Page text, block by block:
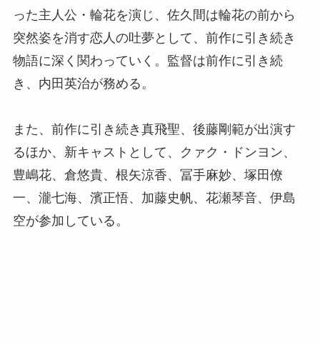
った主人公・輪花を演じ、佐久間は輪花の前から
突然姿を消す恋人の吐夢として、前作に引き続き
物語に深く関わっていく。監督は前作に引き続
き、内田英治が務める。
また、前作に引き続き真飛聖、後藤剛範が出演す
るほか、新キャストとして、クァク・ドンヨン、
豊嶋花、倉悠貴、根矢涼香、冨手麻妙、塚田僚
一、瀧七海、濱正悟、加藤史帆、花瀬琴音、伊島
空が参加している。